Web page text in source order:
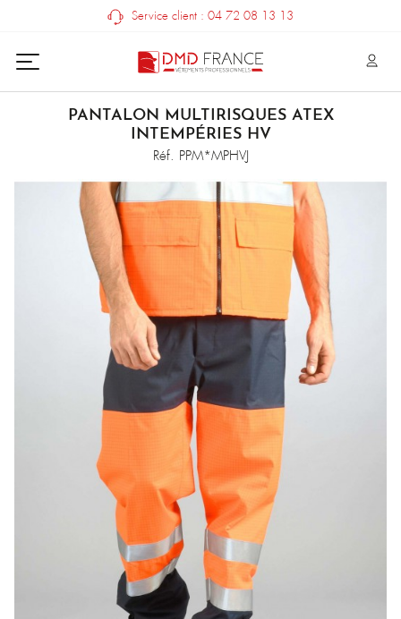
Service client : 04 72 08 13 13
PANTALON MULTIRISQUES ATEX
INTEMPÉRIES HV
Réf. PPM*MPHVJ